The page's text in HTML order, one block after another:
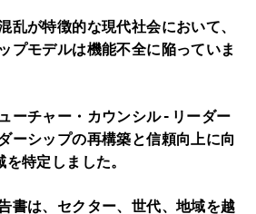
乱が特徴的な現代社会において、
プモデルは機能不全に陥っていま
ーチャー・カウンシル - リーダー
ーシップの再構築と信頼向上に向
特定しました。
書は、セクター、世代、地域を越